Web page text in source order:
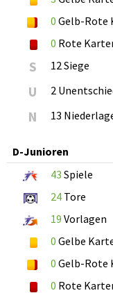
0 Gelb-Rote
0 Rote
S 12 Siege
U 2
N 13
D-Junioren
43 Spiele
24 Tore
19 Vorlagen
0 Gelbe
0 Gelb-Rote
0 Rote